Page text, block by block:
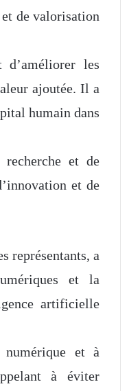
de valorisation
les
ajoutée. Il a
humain dans
et de
et de
représentants, a
et la
artificielle
et à
à éviter